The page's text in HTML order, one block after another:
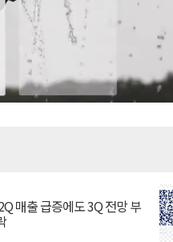
매출 급증에도 3Q 전망 부